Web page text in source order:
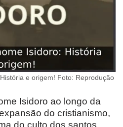
e origem! Foto: Reprodução
Isidoro ao longo da
do cristianismo,
do culto dos santos.